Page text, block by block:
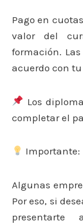
Pago en
valor del
formación.
acuerdo con
Los
completar el
Importante:
Algunas
Por eso, si